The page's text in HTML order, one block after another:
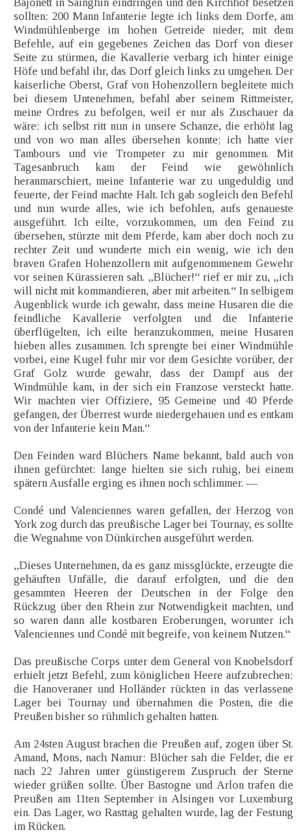
Bajonett in Sainghin eindringen und den Kirchhof besetzen
sollten; 200 Mann Infanterie legte ich links dem Dorfe, am
Windmühlenberge im hohen Getreide nieder, mit dem
Befehle, auf ein gegebenes Zeichen das Dorf von dieser
Seite zu stürmen, die Kavallerie verbarg ich hinter einige
Höfe und befahl ihr, das Dorf gleich links zu umgehen. Der
kaiserliche Oberst, Graf von Hohenzollern begleitete mich
bei diesem Untenehmen, befahl aber seinem Rittmeister,
meine Ordres zu befolgen, weil er nur als Zuschauer da
wäre; ich selbst ritt nun in unsere Schanze, die erhöht lag
und von wo man alles übersehen konnte; ich hatte vier
Tambours und vie Trompeter zu mir genommen. Mit
Tagesanbruch kam der Feind wie gewöhnlich
heranmarschiert, meine Infanterie war zu ungeduldig und
feuerte, der Feind machte Halt. Ich gab sogleich den Befehl
und nun wurde alles, wie ich befohlen, aufs genaueste
ausgeführt. Ich eilte, vorzukommen, um den Feind zu
übersehen, stürzte mit dem Pferde, kam aber doch noch zu
rechter Zeit und wunderte mich ein wenig, wie ich den
braven Grafen Hohenzollern mit aufgenommenem Gewehr
vor seinen Kürassieren sah. „Blücher!“ rief er mir zu, „ich
will nicht mit kommandieren, aber mit arbeiten.“ In selbigem
Augenblick wurde ich gewahr, dass meine Husaren die die
feindliche Kavallerie verfolgten und die Infanterie
überflügelten, ich eilte heranzukommen, meine Husaren
hieben alles zusammen. Ich sprengte bei einer Windmühle
vorbei, eine Kugel fuhr mir vor dem Gesichte vorüber, der
Graf Golz wurde gewahr, dass der Dampf aus der
Windmühle kam, in der sich ein Franzose versteckt hatte.
Wir machten vier Offiziere, 95 Gemeine und 40 Pferde
gefangen, der Überrest wurde niedergehauen und es entkam
von der Infanterie kein Man.“
Den Feinden ward Blüchers Name bekannt, bald auch von
ihnen gefürchtet: lange hielten sie sich ruhig, bei einem
spätern Ausfalle erging es ihnen noch schlimmer. —
Condé und Valenciennes waren gefallen, der Herzog von
York zog durch das preußische Lager bei Tournay, es sollte
die Wegnahme von Dünkirchen ausgeführt werden.
„Dieses Unternehmen, da es ganz missglückte, erzeugte die
gehäuften Unfälle, die darauf erfolgten, und die den
gesammten Heeren der Deutschen in der Folge den
Rückzug über den Rhein zur Notwendigkeit machten, und
so waren dann alle kostbaren Eroberungen, worunter ich
Valenciennes und Condé mit begreife, von keinem Nutzen.“
Das preußische Corps unter dem General von Knobelsdorf
erhielt jetzt Befehl, zum königlichen Heere aufzubrechen;
die Hanoveraner und Holländer rückten in das verlassene
Lager bei Tournay und übernahmen die Posten, die die
Preußen bisher so rühmlich gehalten hatten.
Am 24sten August brachen die Preußen auf, zogen über St.
Amand, Mons, nach Namur: Blücher sah die Felder, die er
nach 22 Jahren unter günstigerem Zuspruch der Sterne
wieder grüßen sollte. Über Bastogne und Arlon trafen die
Preußen am 11ten September in Alsingen vor Luxemburg
ein. Das Lager, wo Rasttag gehalten wurde, lag der Festung
im Rücken.